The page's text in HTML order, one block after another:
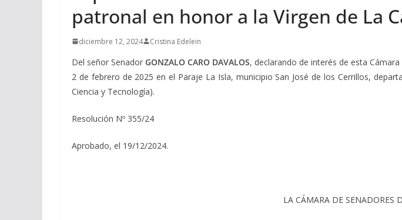
patronal en honor a la Virgen de La
diciembre 12, 2024 Cristina Edelein
Del señor Senador GONZALO CARO DAVALOS, declarando de interés de esta
2 de febrero de 2025 en el Paraje La Isla, municipio San José de los Cerrillos,
Ciencia y Tecnología).
Resolución Nº 355/24
Aprobado, el 19/12/2024.
LA CÁMARA DE SENADORES